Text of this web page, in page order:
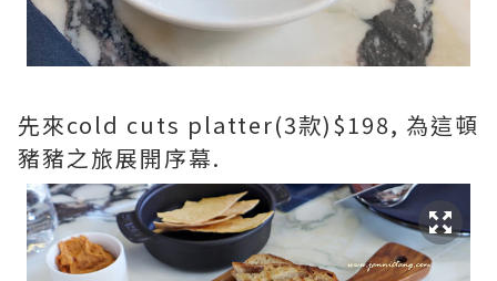
先來cold cuts platter(3款)$198, 為這頓
豬豬之旅展開序幕.